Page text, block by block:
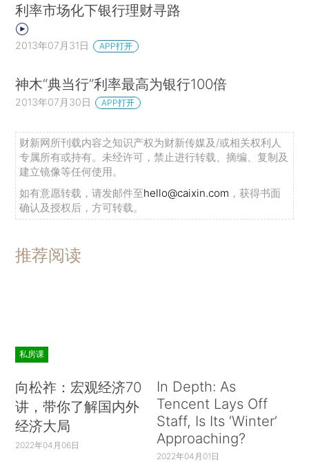
利率市场化下银行理财寻路
2013年07月31日 APP打开
神木“典当行”利率最高为银行100倍
2013年07月30日 APP打开
财新网所刊载内容之知识产权为财新传媒及/或相关权利人
专属所有或持有。未经许可，禁止进行转载、摘编、复制及
建立镜像等任何使用。
如有意愿转载，请发邮件至hello@caixin.com ，获得书面
确认及授权后，方可转载。
推荐阅读
私房课
向松祚：宏观经济70
讲，带你了解国内外
经济大局
2022年04月06日
In Depth: As
Tencent Lays Off
Staff, Is Its ‘Winter’
Approaching?
2022年04月01日